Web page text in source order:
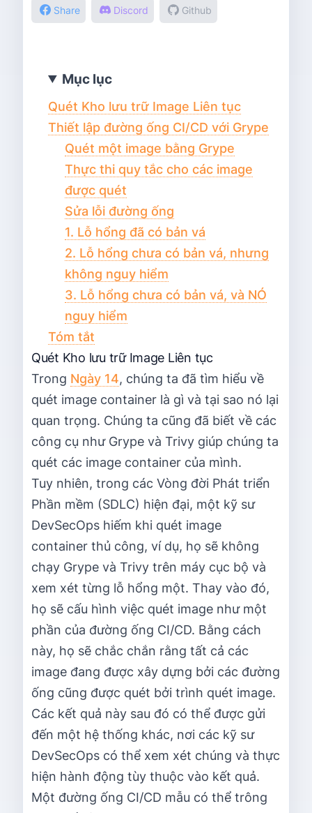
Share Discord Github
Mục lục
Quét Kho lưu trữ Image Liên tục
Thiết lập đường ống CI/CD với Grype
Quét một image bằng Grype
Thực thi quy tắc cho các image
được quét
Sửa lỗi đường ống
1. Lỗ hổng đã có bản vá
2. Lỗ hổng chưa có bản vá, nhưng
không nguy hiểm
3. Lỗ hổng chưa có bản vá, và NÓ
nguy hiểm
Tóm tắt
Quét Kho lưu trữ Image Liên tục
Trong Ngày 14, chúng ta đã tìm hiểu về
quét image container là gì và tại sao nó lại
quan trọng. Chúng ta cũng đã biết về các
công cụ như Grype và Trivy giúp chúng ta
quét các image container của mình.
Tuy nhiên, trong các Vòng đời Phát triển
Phần mềm (SDLC) hiện đại, một kỹ sư
DevSecOps hiếm khi quét image
container thủ công, ví dụ, họ sẽ không
chạy Grype và Trivy trên máy cục bộ và
xem xét từng lỗ hổng một. Thay vào đó,
họ sẽ cấu hình việc quét image như một
phần của đường ống CI/CD. Bằng cách
này, họ sẽ chắc chắn rằng tất cả các
image đang được xây dựng bởi các đường
ống cũng được quét bởi trình quét image.
Các kết quả này sau đó có thể được gửi
đến một hệ thống khác, nơi các kỹ sư
DevSecOps có thể xem xét chúng và thực
hiện hành động tùy thuộc vào kết quả.
Một đường ống CI/CD mẫu có thể trông